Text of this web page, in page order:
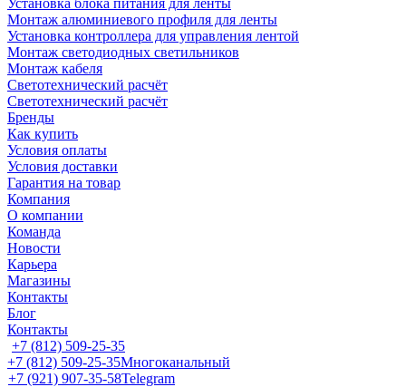
Установка блока питания для ленты
Монтаж алюминиевого профиля для ленты
Установка контроллера для управления лентой
Монтаж светодиодных светильников
Монтаж кабеля
Светотехнический расчёт
Светотехнический расчёт
Бренды
Как купить
Условия оплаты
Условия доставки
Гарантия на товар
Компания
О компании
Команда
Новости
Карьера
Магазины
Контакты
Блог
Контакты
+7 (812) 509-25-35
+7 (812) 509-25-35Многоканальный
+7 (921) 907-35-58Telegram